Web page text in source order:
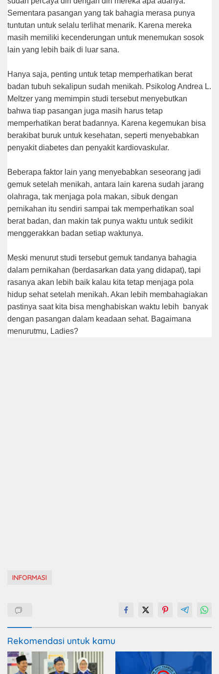
Sementara pasangan yang tak bahagia merasa punya
tuntutan untuk selalu terlihat menarik. Karena mereka
masih memiliki kecenderungan untuk menemukan sosok
lain yang lebih baik di luar sana.
Hanya saja, penting untuk tetap memperhatikan berat
badan tubuh sekalipun sudah menikah. Psikolog Andrea L.
Meltzer yang memimpin studi tersebut menyebutkan
bahwa tiap pasangan juga masih harus tetap
memperhatikan berat badannya. Karena kegemukan bisa
berakibat buruk untuk kesehatan, seperti menyebabkan
penyakit diabetes dan penyakit kardiovaskular.
Beberapa faktor lain yang menyebabkan seseorang jadi
gemuk setelah menikah, antara lain karena sudah jarang
olahraga, tak menjaga pola makan, sibuk dengan
pernikahan itu sendiri sampai tak memperhatikan soal
berat badan, dan makin tak punya waktu untuk sedikit
menggerakkan badan setiap waktunya.
Meski menurut studi tersebut gemuk tandanya bahagia
dalam pernikahan (berdasarkan data yang didapat), tapi
rasanya akan lebih baik kalau kita tetap menjaga pola
hidup sehat setelah menikah. Akan lebih membahagiakan
pastinya saat kita bisa menghabiskan waktu lebih
banyak
dengan pasangan dalam keadaan sehat. Bagaimana
menurutmu, Ladies?
INFORMASI
Rekomendasi untuk kamu